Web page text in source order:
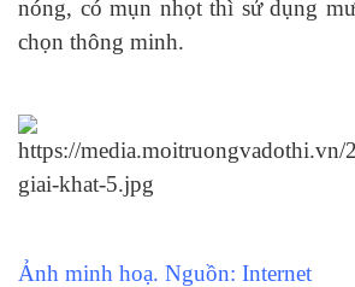
nóng, có mụn nhọt thì sử dụng
chọn thông minh.
Ảnh minh hoạ. Nguồn: Internet